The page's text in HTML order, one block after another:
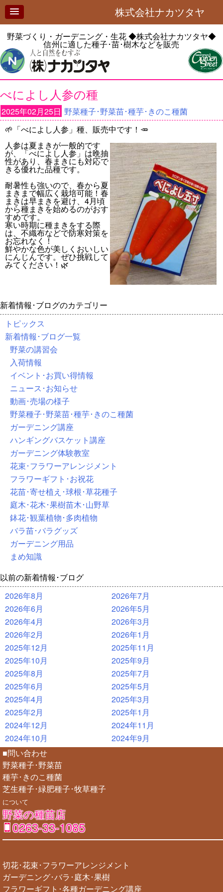
株式会社ナカツタヤ
野菜づくり・ガーデニング・生花◆株式会社ナカツタヤ◆
信州に適した種子･苗･樹木などを販売
べによし人参の種
2025年02月25日 野菜種子･野菜苗･種芋･きのこ種菌
🌱「べによし人参」種、販売中です！🥕
人参は夏まきが一般的です
が、「べによし人参」は晩抽
性があり、春まきにも対応で
きる優れた品種です。
耐暑性も強いので、春から夏
まきまで幅広く栽培可能！春
まきは早まきを避け、4月頃
から種まきを始めるのがおす
すめです。
寒い時期に種まきをする際
は、不織布などで防寒対策を
お忘れなく！
鮮やかな色が美しくおいしい
にんじんです。ぜひ挑戦して
みてください！🌿
新着情報･ブログのカテゴリー
トピックス
新着情報･ブログ一覧
野菜の講習会
入荷情報
イベント･お買い得情報
ニュース･お知らせ
動画･売場の様子
野菜種子･野菜苗･種芋･きのこ種菌
ガーデニング講座
ハンギングバスケット講座
ガーデニング体験教室
花束･フラワーアレンジメント
フラワーギフト･お祝花
花苗･寄せ植え･球根･草花種子
庭木･花木･果樹苗木･山野草
鉢花･観葉植物･多肉植物
バラ苗･バラグッズ
ガーデニング用品
まめ知識
以前の新着情報･ブログ
2026年8月
2026年7月
2026年6月
2026年5月
2026年4月
2026年3月
2026年2月
2026年1月
2025年12月
2025年11月
2025年10月
2025年9月
2025年8月
2025年7月
2025年6月
2025年5月
2025年4月
2025年3月
2025年2月
2025年1月
2024年12月
2024年11月
2024年10月
2024年9月
■問い合わせ
野菜種子･野菜苗
種芋･きのこ種菌
芝生種子･緑肥種子･牧草種子
について
野菜の種苗店
0263-33-1085
切花･花束･フラワーアレンジメント
ガーデニング･バラ･庭木･果樹
フラワーギフト･各種ガーデニング講座